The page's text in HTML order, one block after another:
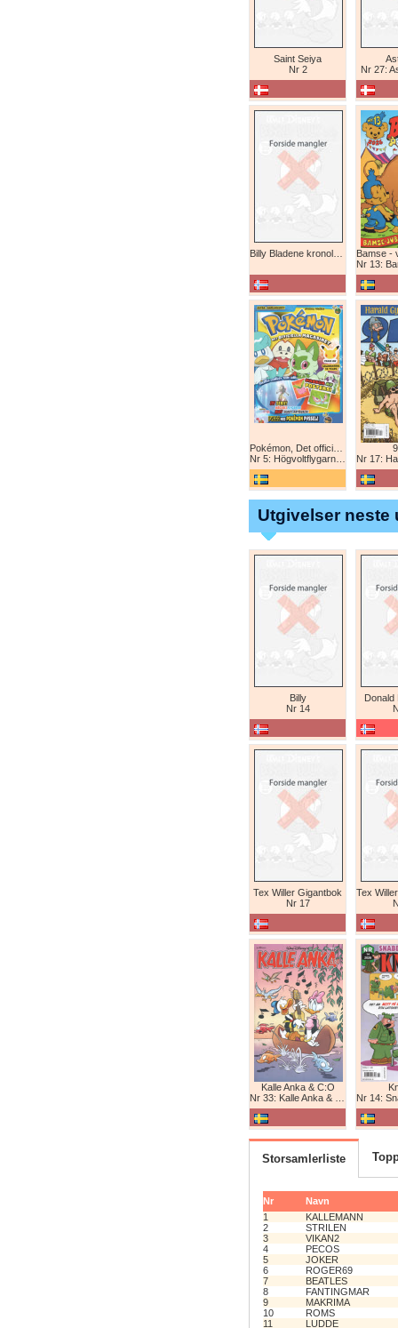
Saint Seiya
Nr 2
Nr 27:
Nr 13: Bamse-
Nr 5: Högvoltflygarna mot Svart Rayquaza!
Nr 17: Harald
Utgivelser neste
Billy
Nr 14
Donald
Tex Willer Gigantbok
Nr 17
Kalle Anka & C:O
Nr 33: Kalle Anka & C:O
Nr 14:
Storsamlerliste
Nr
Navn
1
KALLEMANN
2
STRILEN
3
VIKAN2
4
PECOS
5
JOKER
6
ROGER69
7
BEATLES
8
FANTINGMAR
9
MAKRIMA
10
ROMS
11
LUDDE